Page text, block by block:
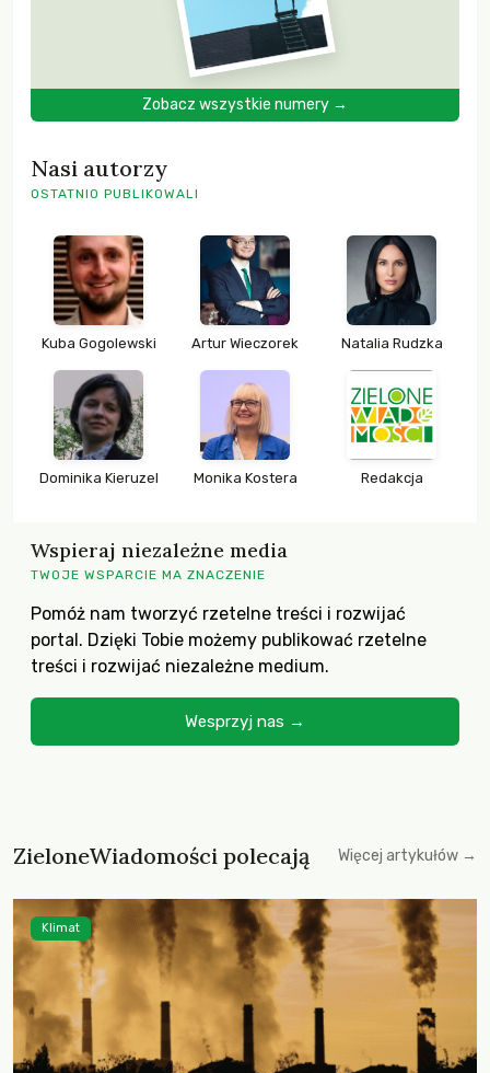
Zobacz wszystkie numery →
Nasi autorzy
OSTATNIO PUBLIKOWALI
Kuba Gogolewski Artur Wieczorek Natalia Rudzka
Dominika Kieruzel Monika Kostera Redakcja
Wspieraj niezależne media
TWOJE WSPARCIE MA ZNACZENIE
Pomóż nam tworzyć rzetelne treści i rozwijać
portal. Dzięki Tobie możemy publikować rzetelne
treści i rozwijać niezależne medium.
Wesprzyj nas →
ZieloneWiadomości polecają Więcej artykułów →
Klimat